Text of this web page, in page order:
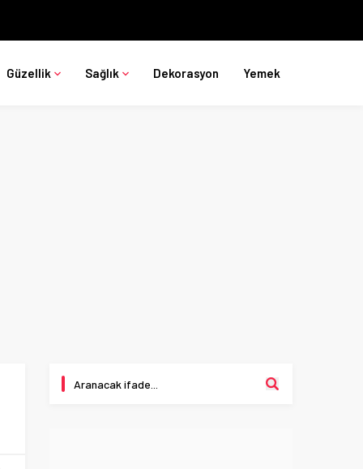
Güzellik Sağlık Dekorasyon Yemek